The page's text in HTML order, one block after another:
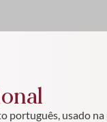
usado na